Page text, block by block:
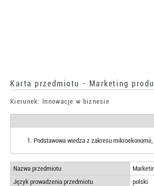
Karta przedmiotu - Marketing
Kierunek: Innowacje w biznesie
Podstawowa wiedza z zakresu
Nazwa przedmiotu
Język prowadzenia przedmiotu
polski